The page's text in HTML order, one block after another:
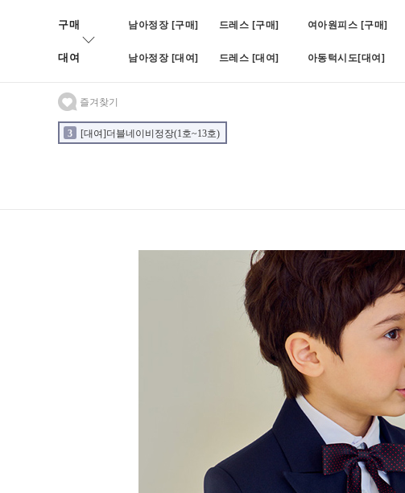
구매 남아정장 [구매] 드레스 [구매] 여아원피스 [구매]
대여 남아정장 [대여] 드레스 [대여] 아동턱시도[대여]
즐겨찾기
3 [대여]더블네이비정장(1호~13호)